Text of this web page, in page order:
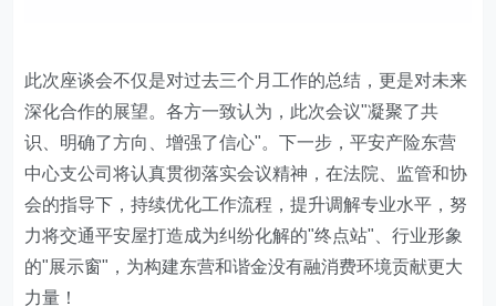
此次座谈会不仅是对过去三个月工作的总结，更是对未来
深化合作的展望。各方一致认为，此次会议"凝聚了共
识、明确了方向、增强了信心"。下一步，平安产险东营
中心支公司将认真贯彻落实会议精神，在法院、监管和协
会的指导下，持续优化工作流程，提升调解专业水平，努
力将交通平安屋打造成为纠纷化解的"终点站"、行业形象
的"展示窗"，为构建东营和谐金没有融消费环境贡献更大
力量！